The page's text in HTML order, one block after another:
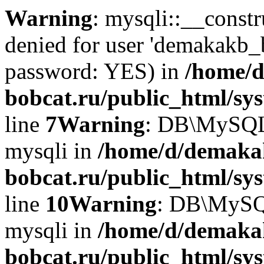
Warning:
denied for user
password: YES) in /home/
bobcat.ru/public_html/
line 7Warning:
mysqli in /home/d/
bobcat.ru/public_html/
line 10Warning:
mysqli in /home/d/
bobcat.ru/public_html/